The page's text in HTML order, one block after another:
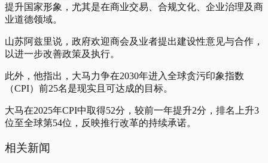
提升国家形象，尤其是在商业交易、合规文化、企业治理及商
业道德领域。
山苏阿兹里说，政府欢迎商会及业者提出建设性意见与合作，
以进一步改善政策及执行。
此外，他指出，大马力争在2030年进入全球贪污印象指数
（CPI）前25名是现实且可达成的目标。
大马在2025年CPI中取得52分，较前一年提升2分，排名上升3
位至全球第54位，反映推行改革的持续承诺。
相关新闻